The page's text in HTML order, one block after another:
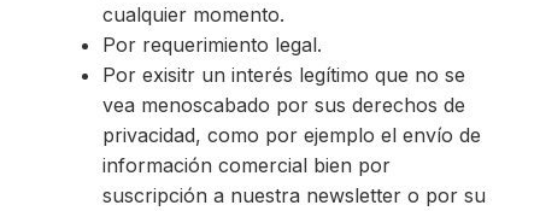
cualquier momento.
Por requerimiento legal.
Por exisitr un interés legítimo que no se
vea menoscabado por sus derechos de
privacidad, como por ejemplo el envío de
información comercial bien por
suscripción a nuestra newsletter o por su